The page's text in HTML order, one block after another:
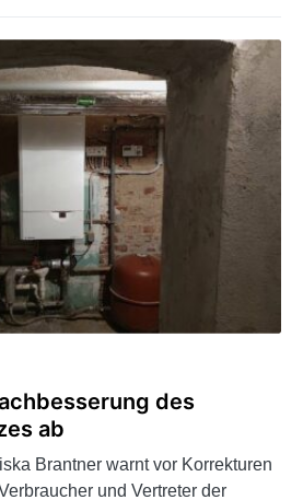
des
ab
Brantner warnt vor Korrekturen
und Vertreter der